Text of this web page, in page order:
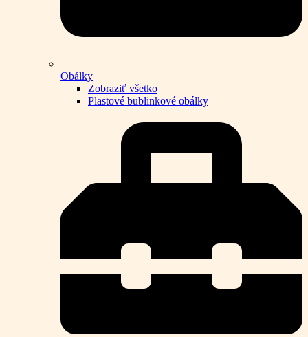
Obálky
Zobraziť všetko
Plastové bublinkové obálky